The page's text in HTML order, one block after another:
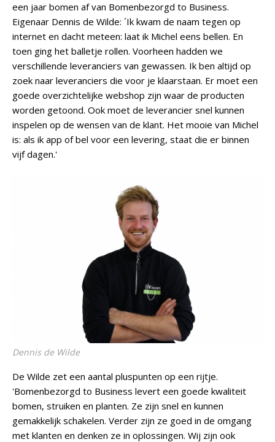
een jaar bomen af van Bomenbezorgd to Business.
Eigenaar Dennis de Wilde: ´Ik kwam de naam tegen op
internet en dacht meteen: laat ik Michel eens bellen. En
toen ging het balletje rollen. Voorheen hadden we
verschillende leveranciers van gewassen. Ik ben altijd op
zoek naar leveranciers die voor je klaarstaan. Er moet een
goede overzichtelijke webshop zijn waar de producten
worden getoond. Ook moet de leverancier snel kunnen
inspelen op de wensen van de klant. Het mooie van Michel
is: als ik app of bel voor een levering, staat die er binnen
vijf dagen.'
Dennis de Wilde
De Wilde zet een aantal pluspunten op een rijtje.
'Bomenbezorgd to Business levert een goede kwaliteit
bomen, struiken en planten. Ze zijn snel en kunnen
gemakkelijk schakelen. Verder zijn ze goed in de omgang
met klanten en denken ze in oplossingen. Wij zijn ook